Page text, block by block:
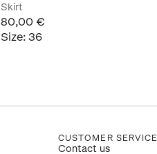
Skirt
80,00 €
Size: 36
CUSTOMER SERVICE
Contact us